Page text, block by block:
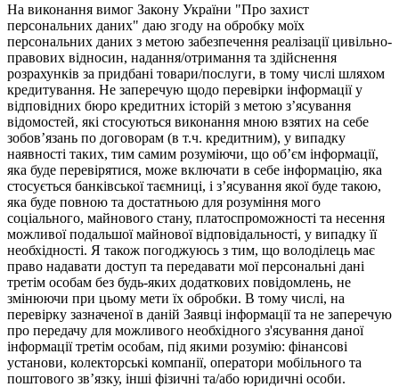
На виконання вимог Закону України "Про захист
персональних даних" даю згоду на обробку моїх
персональних даних з метою забезпечення реалізації цивільно-
правових відносин, надання/отримання та здійснення
розрахунків за придбані товари/послуги, в тому числі шляхом
кредитування. Не заперечую щодо перевірки інформації у
відповідних бюро кредитних історій з метою з’ясування
відомостей, які стосуються виконання мною взятих на себе
зобов’язань по договорам (в т.ч. кредитним), у випадку
наявності таких, тим самим розуміючи, що об’єм інформації,
яка буде перевірятися, може включати в себе інформацію, яка
стосується банківської таємниці, і з’ясування якої буде такою,
яка буде повною та достатньою для розуміння мого
соціального, майнового стану, платоспроможності та несення
можливої подальшої майнової відповідальності, у випадку її
необхідності. Я також погоджуюсь з тим, що володілець має
право надавати доступ та передавати мої персональні дані
третім особам без будь-яких додаткових повідомлень, не
змінюючи при цьому мети їх обробки. В тому числі, на
перевірку зазначеної в даній Заявці інформації та не заперечую
про передачу для можливого необхідного з'ясування даної
інформації третім особам, під якими розумію: фінансові
установи, колекторські компанії, оператори мобільного та
поштового зв’язку, інші фізичні та/або юридичні особи.